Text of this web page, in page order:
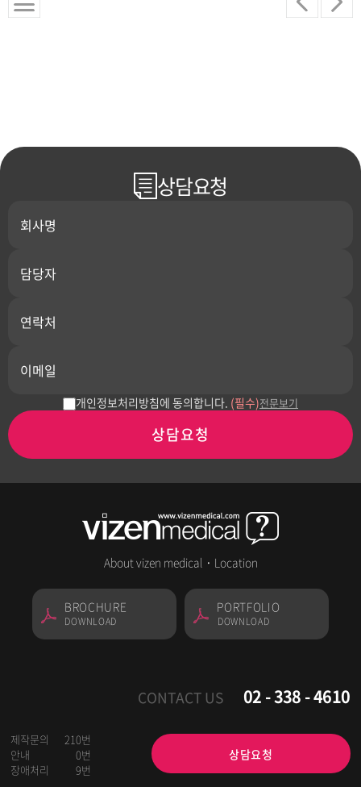
상담요청
개인정보처리방침에 동의합니다. (필수)전문보기
상담요청
About vizen medical · Location
BROCHURE
DOWNLOAD
PORTFOLIO
DOWNLOAD
CONTACT US
제작문의
210번
안내
0번
장애처리
9번
02 - 338 - 4610
상담요청